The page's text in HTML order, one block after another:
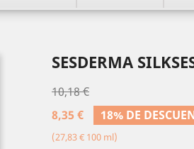
SESDERMA
10,18 €
8,35 €
18% DE
(27,83 € 100 ml)